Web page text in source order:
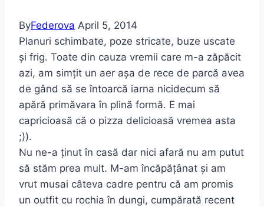
ByFederova April 5, 2014
Planuri schimbate, poze stricate, buze uscate
și frig. Toate din cauza vremii care m-a zăpăcit
azi, am simțit un aer așa de rece de parcă avea
de gând să se întoarcă iarna nicidecum să
apără primăvara în plină formă. E mai
capricioasă că o pizza delicioasă vremea asta
;)).
Nu ne-a ținut în casă dar nici afară nu am putut
să stăm prea mult. M-am încăpățânat și am
vrut musai câteva cadre pentru că am promis
un outfit cu rochia în dungi, cumpărată recent